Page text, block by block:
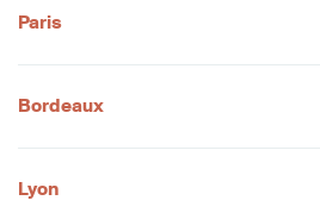
Paris
Bordeaux
Lyon